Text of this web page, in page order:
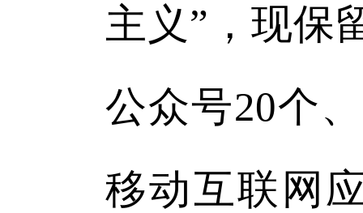
主义”，现保
公众号20个
移动互联网